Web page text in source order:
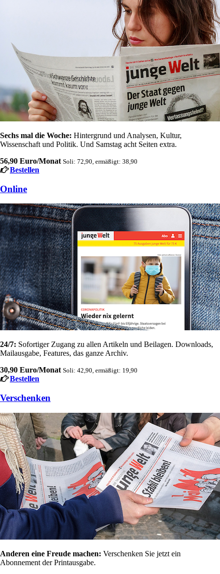
Sechs mal die Woche: Hintergrund und Analysen, Kultur,
Wissenschaft und Politik. Und Samstag acht Seiten extra.
56,90 Euro/Monat Soli: 72,90, ermäßigt: 38,90
Bestellen
Online
24/7: Sofortiger Zugang zu allen Artikeln und Beilagen. Downloads,
Mailausgabe, Features, das ganze Archiv.
30,90 Euro/Monat Soli: 42,90, ermäßigt: 19,90
Bestellen
Verschenken
Anderen eine Freude machen: Verschenken Sie jetzt ein
Abonnement der Printausgabe.